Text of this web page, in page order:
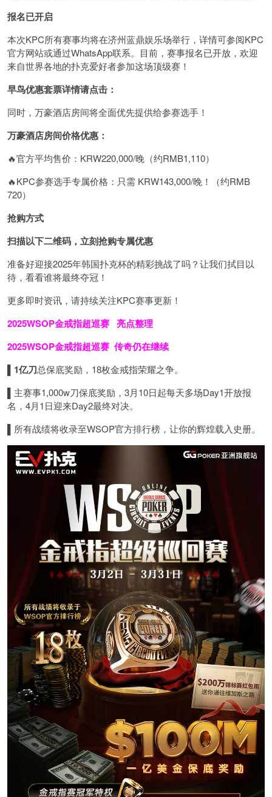
报名已开启
本次KPC所有赛事均将在济州蓝鼎娱乐场举行，详情可参阅KPC
官方网站或通过WhatsApp联系。目前，赛事报名已开放，欢迎
来自世界各地的扑克爱好者参加这场顶级赛！
早鸟优惠套票详情请点击：
同时，万豪酒店房间将全面优先提供给参赛选手！
万豪酒店房间价格优惠：
🔥官方平均售价：KRW220,000/晚（约RMB1,110）
🔥KPC参赛选手专属价格：只需 KRW143,000/晚！（约RMB
720）
抢购方式
扫描以下二维码，立刻抢购专属优惠
准备好迎接2025年韩国扑克杯的精彩挑战了吗？让我们拭目以
待，看看谁将最终夺冠！
更多即时资讯，请持续关注KPC赛事更新！
2025WSOP金戒指超巡赛 亮点整理
2025WSOP金戒指超巡赛 传奇仍在继续
1亿刀总保底奖励，18枚金戒指荣耀之争。
主赛事1,000w刀保底奖励，3月10日起每天多场Day1开放报
名，4月1日迎来Day2最终对决。
所有战绩将收录至WSOP官方排行榜，让你的辉煌载入史册。